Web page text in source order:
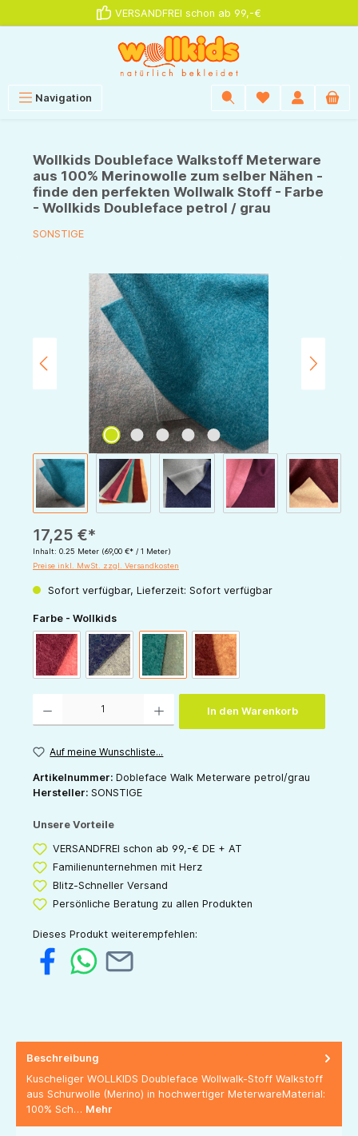
VERSANDFREI schon ab 99,-€
Navigation
Wollkids Doubleface Walkstoff Meterware
aus 100% Merinowolle zum selber Nähen -
finde den perfekten Wollwalk Stoff - Farbe
- Wollkids Doubleface petrol / grau
SONSTIGE
Bildergalerie überspringen
17,25 €*
Inhalt: 0.25 Meter (69,00 €* / 1 Meter)
Preise inkl. MwSt. zzgl. Versandkosten
Sofort verfügbar, Lieferzeit: Sofort verfügbar
Farbe - Wollkidsauswählen
Doubleface beere / himbeer
Doubleface marine / grau
Doubleface petrol / grau
Doubleface bordeaux / sand
In den Warenkorb
Auf meine Wunschliste...
Artikelnummer: Dobleface Walk Meterware petrol/grau
Hersteller: SONSTIGE
Unsere Vorteile
VERSANDFREI schon ab 99,-€ DE + AT
Familienunternehmen mit Herz
Blitz-Schneller Versand
Persönliche Beratung zu allen Produkten
Dieses Produkt weiterempfehlen:
Beschreibung
Kuscheliger WOLLKIDS Doubleface Wollwalk-Stoff Walkstoff
aus Schurwolle (Merino) in hochwertiger MeterwareMaterial:
100% Sch… Mehr